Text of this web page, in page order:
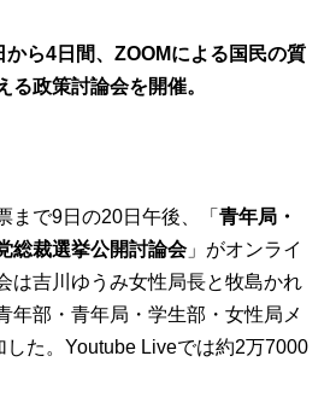
から4日間、ZOOMによる国民の質
る政策討論会を開催。
まで9日の20日午後、「青年局・
総裁選挙公開討論会」がオンライ
は吉川ゆうみ女性局長と牧島かれ
年部・青年局・学生部・女性局メ
した。Youtube Liveでは約2万7000